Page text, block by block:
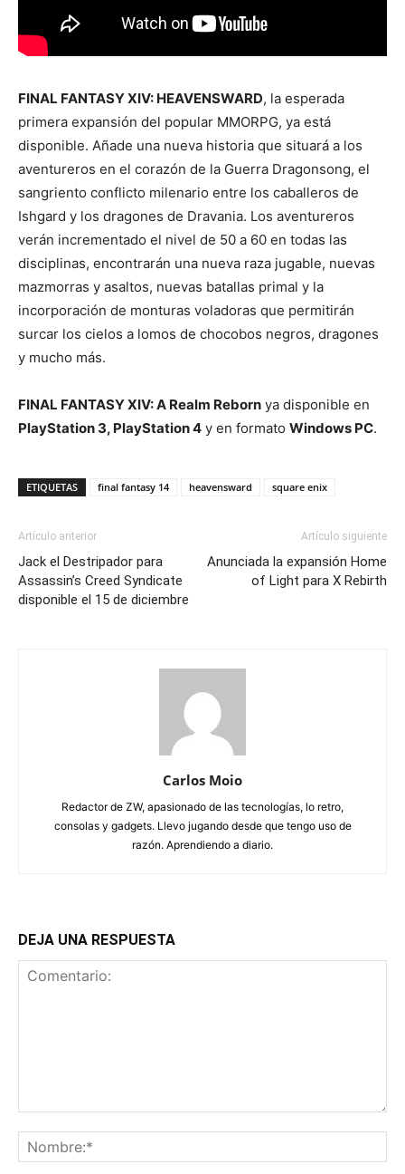
FINAL FANTASY XIV: HEAVENSWARD, la esperada
primera expansión del popular MMORPG, ya está
disponible. Añade una nueva historia que situará a los
aventureros en el corazón de la Guerra Dragonsong, el
sangriento conflicto milenario entre los caballeros de
Ishgard y los dragones de Dravania. Los aventureros
verán incrementado el nivel de 50 a 60 en todas las
disciplinas, encontrarán una nueva raza jugable, nuevas
mazmorras y asaltos, nuevas batallas primal y la
incorporación de monturas voladoras que permitirán
surcar los cielos a lomos de chocobos negros, dragones
y mucho más.
FINAL FANTASY XIV: A Realm Reborn ya disponible en
PlayStation 3, PlayStation 4 y en formato Windows PC.
ETIQUETAS final fantasy 14 heavensward square enix
Artículo anterior
Jack el Destripador para
Assassin’s Creed Syndicate
disponible el 15 de diciembre
Artículo siguiente
Anunciada la expansión Home
of Light para X Rebirth
Carlos Moio
Redactor de ZW, apasionado de las tecnologías, lo retro,
consolas y gadgets. Llevo jugando desde que tengo uso de
razón. Aprendiendo a diario.
DEJA UNA RESPUESTA